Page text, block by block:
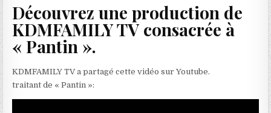
Découvrez une production de
KDMFAMILY TV consacrée à
« Pantin ».
KDMFAMILY TV a partagé cette vidéo sur Youtube.
traitant de « Pantin »: